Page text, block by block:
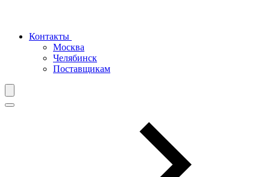
Контакты
Москва
Челябинск
Поставщикам